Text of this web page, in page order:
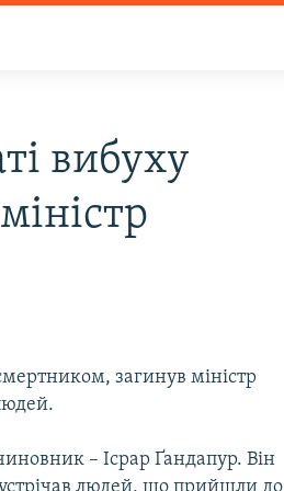
вибуху
загинув міністр
– Ісрар Ґандапур. Він